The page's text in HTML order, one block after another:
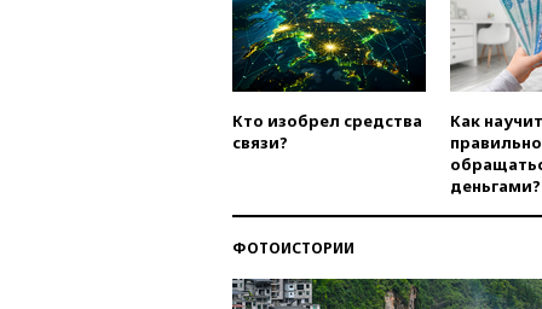
Кто изобрел средства
связи?
Как
правильно
деньгами?
ФОТОИСТОРИИ